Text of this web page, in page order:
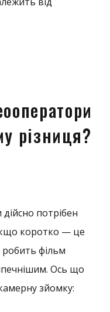
різниця?
потрібен
коротко — це
робить фільм
Ось що
зйомку: